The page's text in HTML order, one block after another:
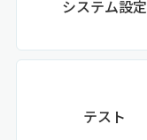
システム設定
テスト